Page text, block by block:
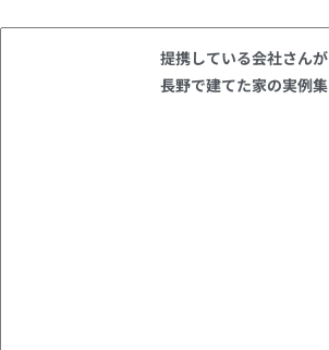
提携している会社さんが
長野で建てた家の実例集